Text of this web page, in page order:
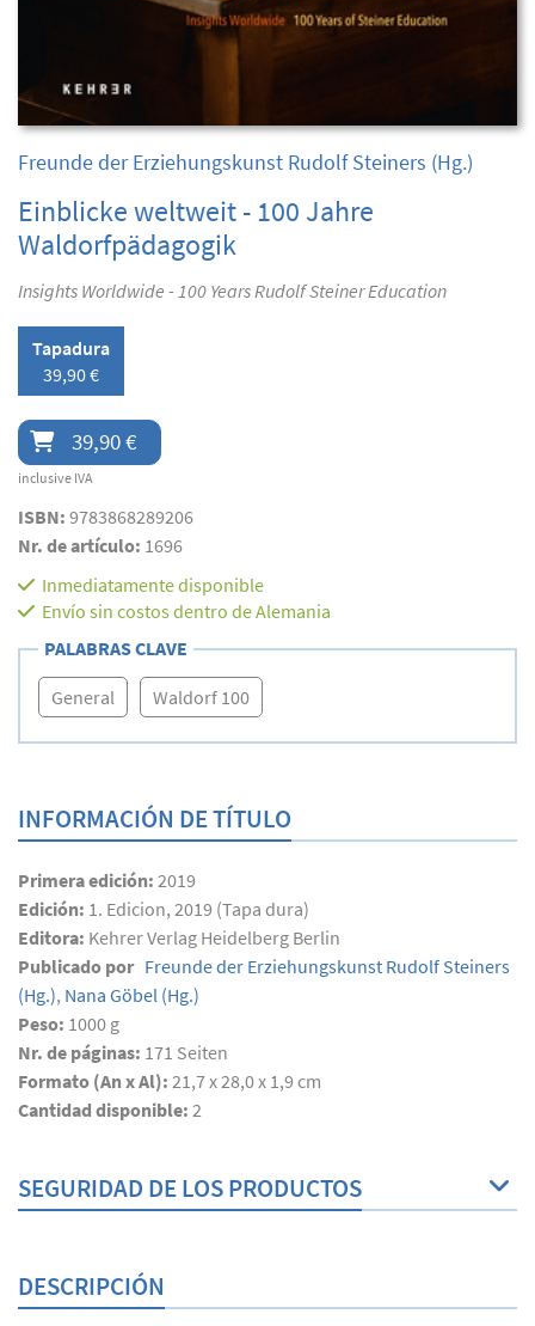
Freunde der Erziehungskunst Rudolf Steiners (Hg.)
Einblicke weltweit - 100 Jahre
Waldorfpädagogik
Insights Worldwide - 100 Years Rudolf Steiner Education
Tapadura
39,90 €
39,90 €
inclusive IVA
ISBN: 9783868289206
Nr. de artículo: 1696
Inmediatamente disponible
Envío sin costos dentro de Alemania
PALABRAS CLAVE
General Waldorf 100
INFORMACIÓN DE TÍTULO
Primera edición: 2019
Edición: 1. Edicion, 2019 (Tapa dura)
Editora: Kehrer Verlag Heidelberg Berlin
Publicado por Freunde der Erziehungskunst Rudolf Steiners
(Hg.), Nana Göbel (Hg.)
Peso: 1000 g
Nr. de páginas: 171 Seiten
Formato (An x Al): 21,7 x 28,0 x 1,9 cm
Cantidad disponible: 2
SEGURIDAD DE LOS PRODUCTOS
DESCRIPCIÓN